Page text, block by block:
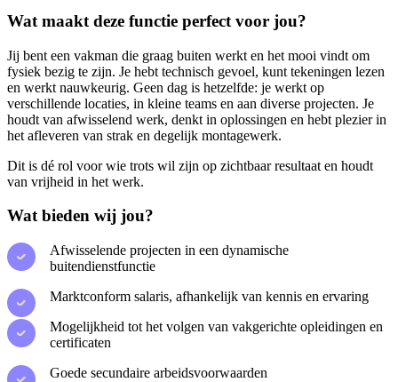
Wat maakt deze functie perfect voor jou?
Jij bent een vakman die graag buiten werkt en het mooi vindt om
fysiek bezig te zijn. Je hebt technisch gevoel, kunt tekeningen lezen
en werkt nauwkeurig. Geen dag is hetzelfde: je werkt op
verschillende locaties, in kleine teams en aan diverse projecten. Je
houdt van afwisselend werk, denkt in oplossingen en hebt plezier in
het afleveren van strak en degelijk montagewerk.
Dit is dé rol voor wie trots wil zijn op zichtbaar resultaat en houdt
van vrijheid in het werk.
Wat bieden wij jou?
Afwisselende projecten in een dynamische
buitendienstfunctie
Marktconform salaris, afhankelijk van kennis en ervaring
Mogelijkheid tot het volgen van vakgerichte opleidingen en
certificaten
Goede secundaire arbeidsvoorwaarden